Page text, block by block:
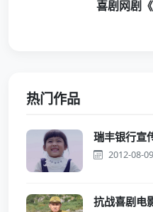
喜剧网剧
热门作品
瑞丰银行宣
2012-08-09
抗战喜剧电